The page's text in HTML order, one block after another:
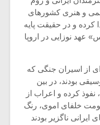
و هنری کشورهای
کرده و در حقیقت پایه
عهد نوزایی در اروپا
از اسیران جنگی که
بودند، در بین
نفوذ کرده و اعراب از
خلفای اموی، رنگ
ناگزیر بودند